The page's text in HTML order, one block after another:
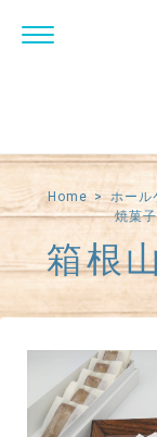
Home
ホール
焼菓
箱根